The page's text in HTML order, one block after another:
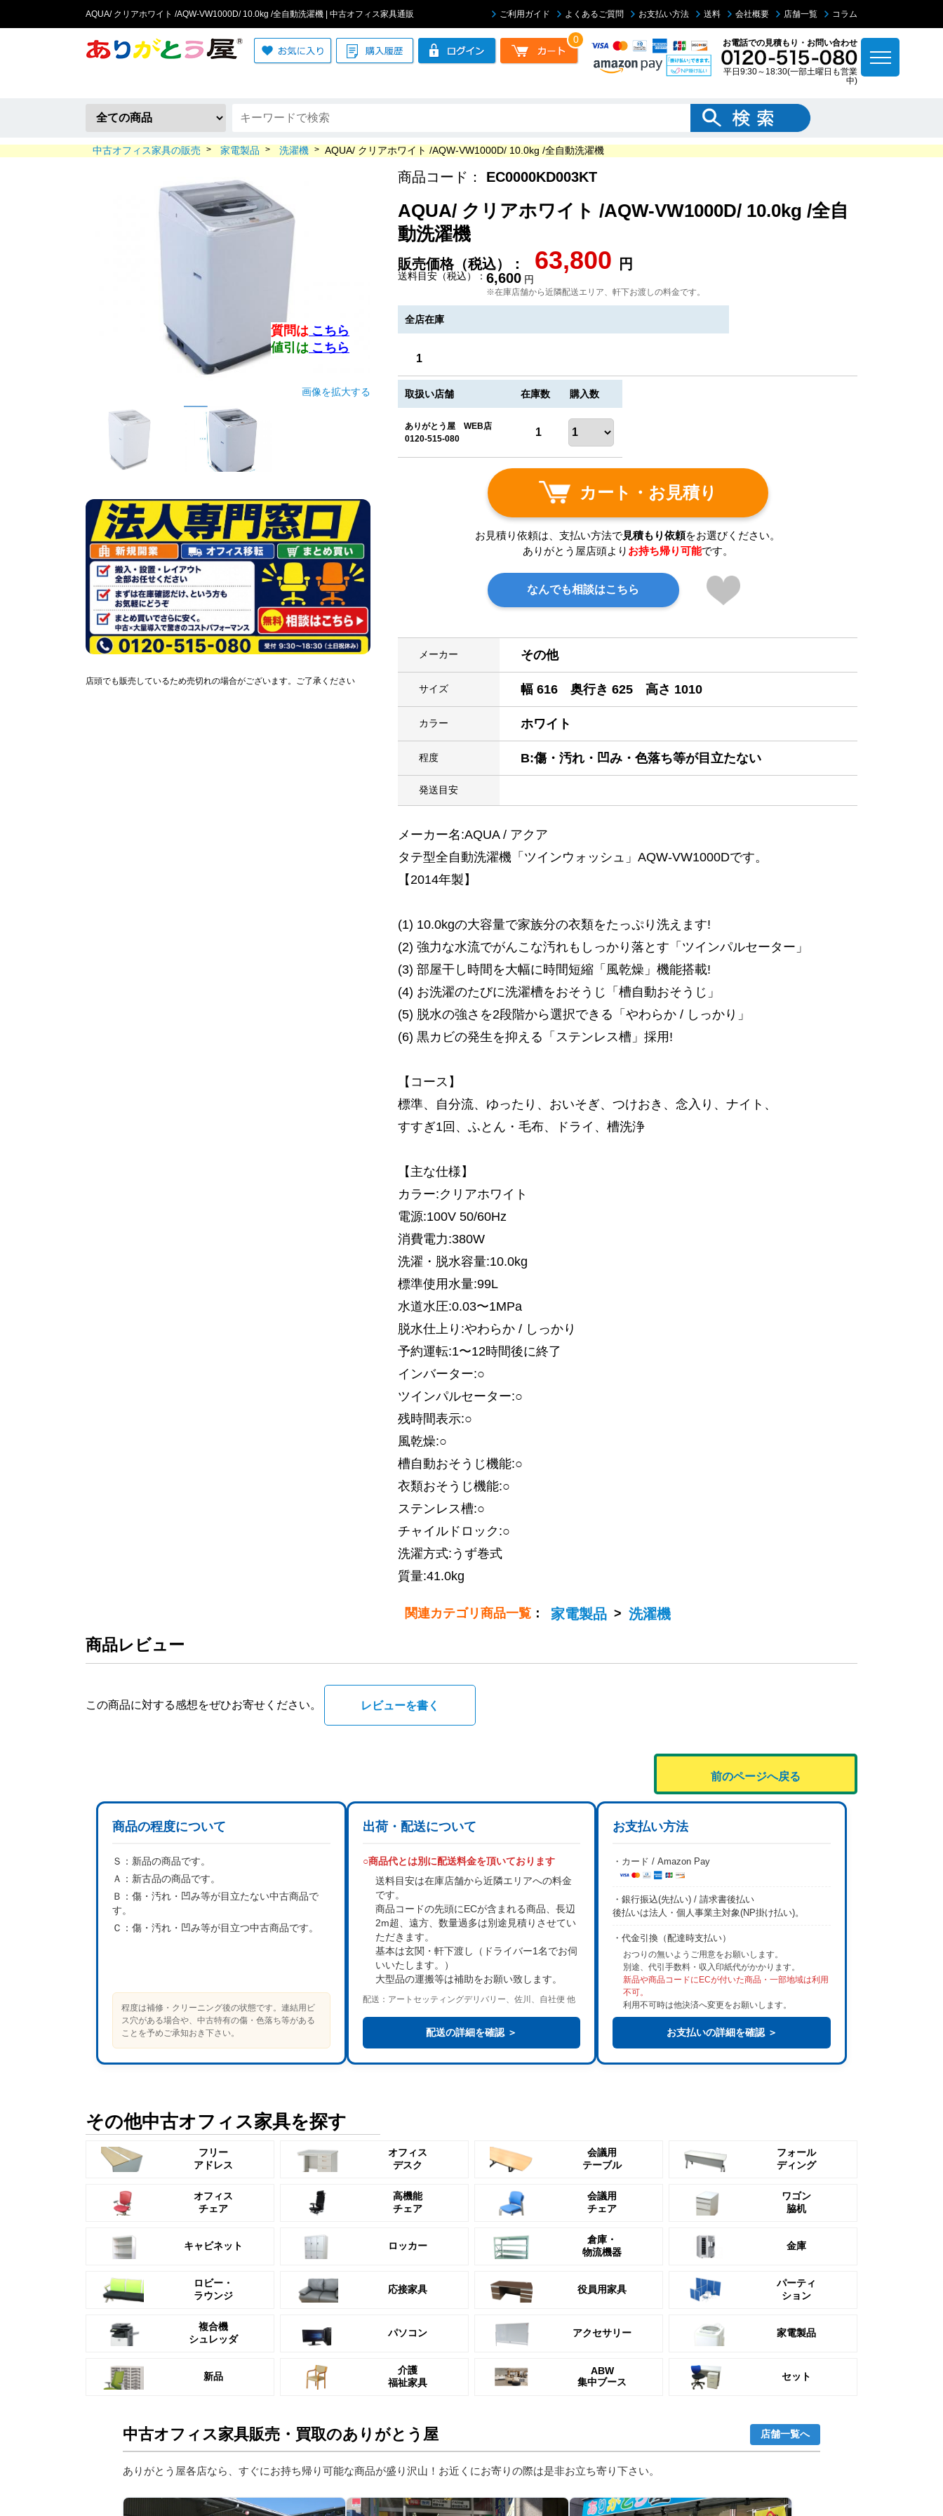
AQUA/ クリアホワイト /AQW-VW1000D/ 10.0kg /全自動洗濯機 | 中古オフィス家具通販 ご利用ガイド よくあるご質問 お支払い方法 送料 会社概要 店舗一覧 コラム
0 お電話での見積もり・お問い合わせ
平日9:30～18:30(一部土曜日も営業
中)
中古オフィス家具の販売 > 家電製品 > 洗濯機 > AQUA/ クリアホワイト /AQW-VW1000D/ 10.0kg /全自動洗濯機
質問は こちら
値引は こちら
画像を拡大する
商品コード： EC0000KD003KT
AQUA/ クリアホワイト /AQW-VW1000D/ 10.0kg /全自
動洗濯機
販売価格（税込）： 63,800 円
送料目安（税込）： 6,600 円
※在庫店舗から近隣配送エリア、軒下お渡しの料金です。
全店在庫
1
取扱い店舗 在庫数 購入数
ありがとう屋 WEB店
0120-515-080
1
カート・お見積り
お見積り依頼は、支払い方法で見積もり依頼をお選びください。
ありがとう屋店頭より お持ち帰り可能です。
なんでも相談はこちら
メーカー その他
サイズ 幅 616 奥行き 625 高さ 1010
カラー ホワイト
程度 B:傷・汚れ・凹み・色落ち等が目立たない
発送目安
メーカー名:AQUA / アクア
タテ型全自動洗濯機「ツインウォッシュ」AQW-VW1000Dです。
【2014年製】
(1) 10.0kgの大容量で家族分の衣類をたっぷり洗えます!
(2) 強力な水流でがんこな汚れもしっかり落とす「ツインパルセーター」
(3) 部屋干し時間を大幅に時間短縮「風乾燥」機能搭載!
(4) お洗濯のたびに洗濯槽をおそうじ「槽自動おそうじ」
(5) 脱水の強さを2段階から選択できる「やわらか / しっかり」
(6) 黒カビの発生を抑える「ステンレス槽」採用!
【コース】
標準、自分流、ゆったり、おいそぎ、つけおき、念入り、ナイト、
すすぎ1回、ふとん・毛布、ドライ、槽洗浄
【主な仕様】
カラー:クリアホワイト
電源:100V 50/60Hz
消費電力:380W
洗濯・脱水容量:10.0kg
標準使用水量:99L
水道水圧:0.03〜1MPa
脱水仕上り:やわらか / しっかり
予約運転:1〜12時間後に終了
インバーター:○
ツインパルセーター:○
残時間表示:○
風乾燥:○
槽自動おそうじ機能:○
衣類おそうじ機能:○
ステンレス槽:○
チャイルドロック:○
洗濯方式:うず巻式
質量:41.0kg
関連カテゴリ商品一覧 ： 家電製品 > 洗濯機
店頭でも販売しているため売切れの場合がございます。ご了承ください
商品レビュー
この商品に対する感想をぜひお寄せください。 レビューを書く
前のページへ戻る
商品の程度について
Ｓ： 新品の商品です。
Ａ： 新古品の商品です。
Ｂ： 傷・汚れ・凹み等が目立たない中古商品で
す。
Ｃ： 傷・汚れ・凹み等が目立つ中古商品です。
程度は補修・クリーニング後の状態です。連結用ビ
ス穴がある場合や、中古特有の傷・色落ち等がある
ことを予めご承知おき下さい。
出荷・配送について
○商品代とは別に配送料金を頂いております
送料目安は在庫店舗から近隣エリアへの料金
です。
商品コードの先頭にECが含まれる商品、長辺
2m超、遠方、数量過多は別途見積り させてい
ただきます。
基本は玄関・軒下渡し
（ドライバー1名でお伺
いいたします。）
大型品の運搬等は補助をお願い致します。
配送：アートセッティングデリバリー、佐川、自社便 他
配送の詳細を確認 ＞
お支払い方法
・カード / Amazon Pay
・銀行振込(先払い) / 請求書後払い
後払いは法人・個人事業主対象(NP掛け払い)。
・代金引換（配達時支払い）
おつりの無いようご用意をお願いします。
別途、代引手数料・収入印紙代がかかります。
新品や商品コードにECが付いた商品・一部地域は利用
不可。
利用不可時は他決済へ変更をお願いします。
お支払いの詳細を確認 ＞
その他中古オフィス家具を探す
フリー
アドレス
オフィス
デスク
会議用
テーブル
フォール
ディング
オフィス
チェア
高機能
チェア
会議用
チェア
ワゴン
脇机
キャビネット ロッカー
倉庫・
物流機器
金庫
ロビー・
ラウンジ
応接家具 役員用家具
パーティ
ション
複合機
シュレッダ
パソコン アクセサリー 家電製品
新品
介護
福祉家具
ABW
集中ブース
セット
中古オフィス家具販売・買取のありがとう屋 店舗一覧へ
ありがとう屋各店なら、すぐにお持ち帰り可能な商品が盛り沢山！お近くにお寄りの際は是非お立ち寄り下さい。